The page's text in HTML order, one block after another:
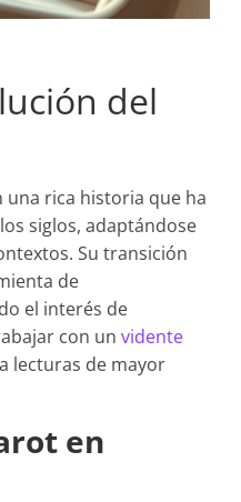
del
una rica historia que ha
siglos, adaptándose
Su transición
de
el interés de
con unvidente
lecturas de mayor
en